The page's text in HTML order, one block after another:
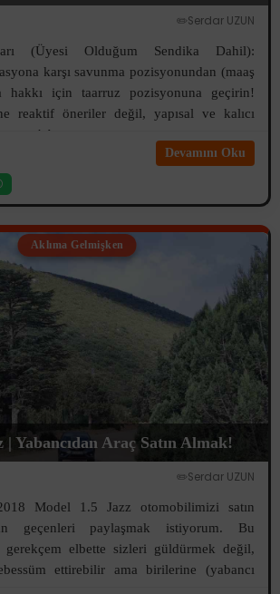
✏️Serdar UZUN
(Üyesi Olduğum Sendika Dahil):
karşı savunma pozisyonundan (maaş
hakkı için taarruz pozisyonuna geçirin!
reaktif öneriler değil, yapısal ve kalıcı
A...
Devamını Oku
Aklıma Gelmişken
| Yabancıdan Araç Satın Almak!
✏️Serdar UZUN
Model 1.5 Jazz otomobilimizi satın
geçenleri paylaşmak istiyorum. Bu
gerekçem elbette sizleri güldürmek değil,
ettirebilir ama birilerine (yabancı
...